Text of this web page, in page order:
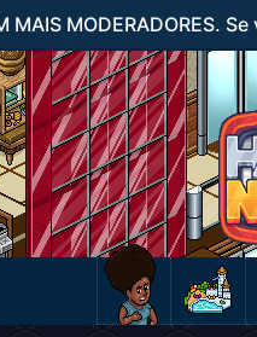
MAIS MODERADORES.